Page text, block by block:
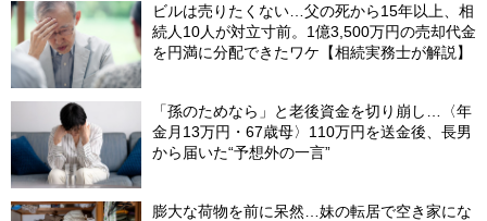
ビルは売りたくない…父の死から15年以上、相
続人10人が対立寸前。1億3,500万円の売却代金
を円満に分配できたワケ【相続実務士が解説】
「孫のためなら」と老後資金を切り崩し…〈年
金月13万円・67歳母〉110万円を送金後、長男
から届いた“予想外の一言”
膨大な荷物を前に呆然…妹の転居で空き家にな